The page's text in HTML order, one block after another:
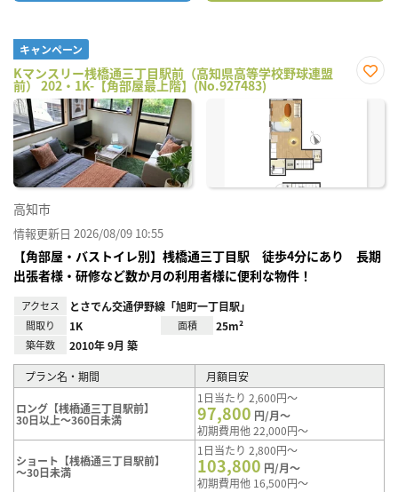
キャンペーン
Kマンスリー桟橋通三丁目駅前（高知県高等学校野球連盟
前） 202・1K-【角部屋最上階】(No.927483)
に入
高知市
情報更新日 2026/08/09 10:55
【角部屋・バストイレ別】桟橋通三丁目駅 徒歩4分にあり 長期
出張者様・研修など数か月の利用者様に便利な物件！
アクセス とさでん交通伊野線「旭町一丁目駅」
間取り 1K 面積 25m²
築年数 2010年 9月 築
プラン名・期間 月額目安
ロング【桟橋通三丁目駅前】
30日以上～360日未満
1日当たり 2,600円～
97,800 円/月～
初期費用他 22,000円～
ショート【桟橋通三丁目駅前】
～30日未満
1日当たり 2,800円～
103,800 円/月～
初期費用他 16,500円～